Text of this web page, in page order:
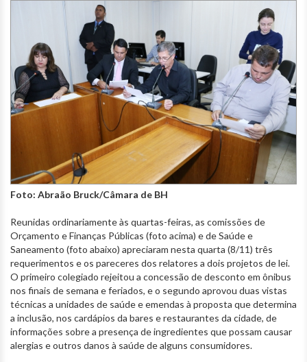
Foto: Abraão Bruck/Câmara de BH
Reunidas ordinariamente às quartas-feiras, as comissões de
Orçamento e Finanças Públicas (foto acima) e de Saúde e
Saneamento (foto abaixo) apreciaram nesta quarta (8/11) três
requerimentos e os pareceres dos relatores a dois projetos de lei.
O primeiro colegiado rejeitou a concessão de desconto em ônibus
nos finais de semana e feriados, e o segundo aprovou duas vistas
técnicas a unidades de saúde e emendas à proposta que determina
a inclusão, nos cardápios da bares e restaurantes da cidade, de
informações sobre a presença de ingredientes que possam causar
alergias e outros danos à saúde de alguns consumidores.